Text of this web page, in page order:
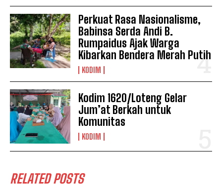
Perkuat Rasa Nasionalisme,
Babinsa Serda Andi B.
Rumpaidus Ajak Warga
Kibarkan Bendera Merah Putih
KODIM
Kodim 1620/Loteng Gelar
Jum’at Berkah untuk
Komunitas
KODIM
RELATED POSTS